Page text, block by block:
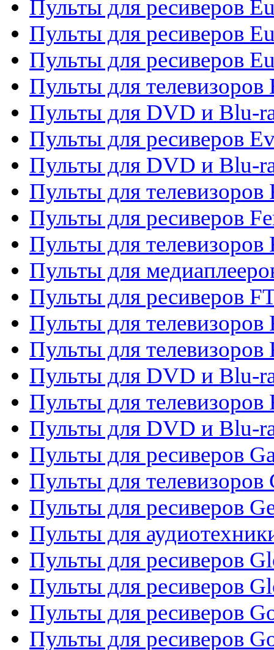
Пульты для ресиверов
Пульты для ресиверов
Пульты для ресиверов
Пульты для телевизоров
Пульты для DVD и Blu-
Пульты для ресиверов
Пульты для DVD и Blu-
Пульты для телевизоров
Пульты для ресиверов
Пульты для
Пульты для
Пульты для ресиверов
Пульты для телевизоров
Пульты для телевизоров
Пульты для DVD и Blu-
Пульты для телевизоров
Пульты для DVD и Blu-
Пульты для ресиверов
Пульты для телевизоров
Пульты для ресиверов
Пульты для
Пульты для ресиверов
Пульты для ресиверов
Пульты для ресиверов
Пульты для ресиверов